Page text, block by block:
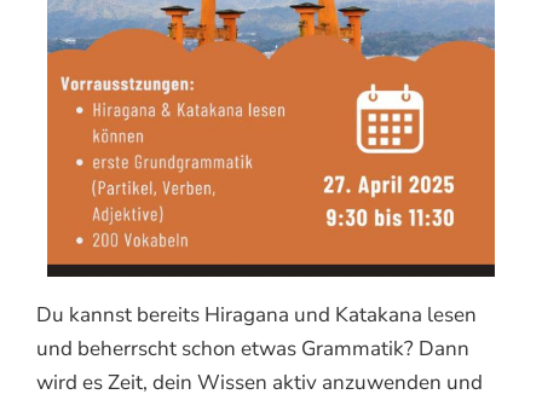
Du kannst bereits Hiragana und Katakana lesen
und beherrscht schon etwas Grammatik? Dann
wird es Zeit, dein Wissen aktiv anzuwenden und